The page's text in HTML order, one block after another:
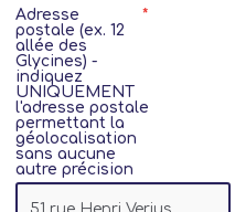
Adresse
postale (ex. 12
allée des
Glycines) -
indiquez
UNIQUEMENT
l'adresse postale
permettant la
géolocalisation
sans aucune
autre précision